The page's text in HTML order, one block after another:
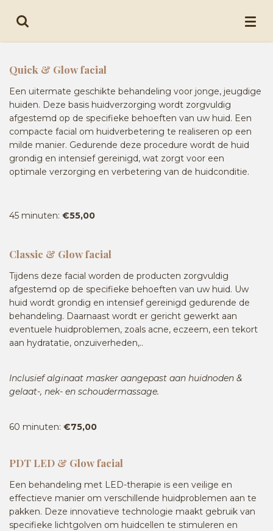
direct
hoofdinhoud
Quick & Glow facial
Een uitermate geschikte behandeling voor jonge, jeugdige
huiden. Deze basis huidverzorging wordt zorgvuldig
afgestemd op de specifieke behoeften van uw huid. Een
compacte facial om huidverbetering te realiseren op een
milde manier. Gedurende deze procedure wordt de huid
grondig en intensief gereinigd, wat zorgt voor een
optimale verzorging en verbetering van de huidconditie.
45 minuten: €55,00
Classic & Glow facial
Tijdens deze facial worden de producten zorgvuldig
afgestemd op de specifieke behoeften van uw huid. Uw
huid wordt grondig en intensief gereinigd gedurende de
behandeling. Daarnaast wordt er gericht gewerkt aan
eventuele huidproblemen, zoals acne, eczeem, een tekort
aan hydratatie, onzuiverheden,..
Inclusief alginaat masker aangepast aan huidnoden &
gelaat-, nek- en schoudermassage.
60 minuten: €75,00
PDT LED & Glow facial
Een behandeling met LED-therapie is een veilige en
effectieve manier om verschillende huidproblemen aan te
pakken. Deze innovatieve technologie maakt gebruik van
specifieke lichtgolven om huidcellen te stimuleren en